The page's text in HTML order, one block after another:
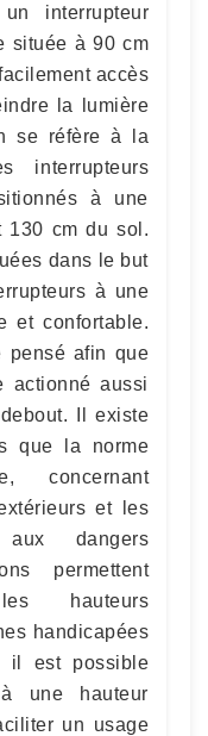
interrupteur
située à 90 cm
accès
la lumière
se réfère à la
interrupteurs
à une
130 cm du sol.
dans le but
à une
et confortable.
pensé afin que
actionné aussi
Il existe
que la norme
concernant
et les
dangers
permettent
hauteurs
handicapées
il est possible
une hauteur
un usage